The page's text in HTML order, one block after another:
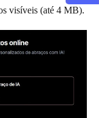
visíveis (até 4 MB).